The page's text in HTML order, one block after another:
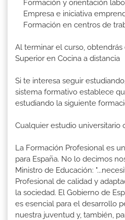
Formación y orientación
Empresa e iniciativa
Formación en centros de
Al terminar el curso,
Superior en Cocina a distancia
Si te interesa seguir
sistema formativo establece
estudiando la siguiente
Cualquier estudio universitario
La Formación Profesional es
para España. No lo decimos
Ministro de Educación:
Profesional de calidad y
la sociedad. El Gobierno de
es esencial para el desarrollo
nuestra juventud y, también,